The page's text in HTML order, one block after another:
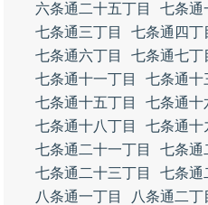
六条通二十五丁目
七条通
七条通三丁目
七条通四丁
七条通六丁目
七条通七丁
七条通十一丁目
七条通十
七条通十五丁目
七条通十
七条通十八丁目
七条通十
七条通二十一丁目
七条通
七条通二十三丁目
七条通
八条通一丁目
八条通二丁